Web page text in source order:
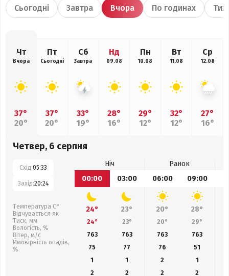
Сьогодні Завтра Вчора По годинах
Чт
Вчора
37°
20°
Пт
Сьогодні
37°
20°
Сб
Завтра
33°
19°
Нд
09.08
28°
16°
Пн
10.08
29°
12°
Вт
11.08
32°
12°
Ср
12.08
27°
16°
Четвер, 6 серпня
Схід:05:33
Захід:20:24
Температура С°
Відчувається як
Тиск, мм
Вологість, %
Вітер, м/с
Ймовірність опадів,
%
Ніч
Ранок
00:00
03:00 06:00 09:00
24° 23° 20° 28°
24° 23° 20° 29°
763
763 763 763
75
77 76 51
1
1 2
1
2
2 2 2